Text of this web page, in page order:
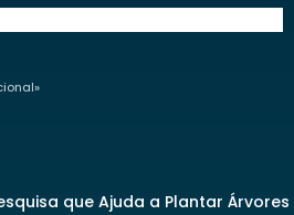
que Ajuda a Plantar Árvores